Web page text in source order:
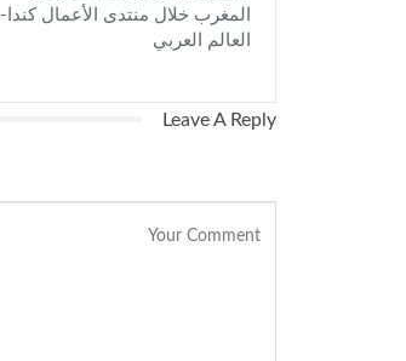
المغرب خلال منتدى الأعمال كندا-
العالم العربي
Leave A Reply